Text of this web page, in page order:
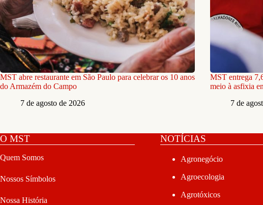
MST abre restaurante em São Paulo para celebrar os 10 anos
do Armazém do Campo
7 de agosto de 2026
MST entrega
meio à asfixia
7 de
O MST
Quem Somos
Nossos Símbolos
Nossa História
NOTÍCIAS
Agronegócio
Agroecologia
Agrotóxicos